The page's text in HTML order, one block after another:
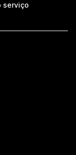
serviço